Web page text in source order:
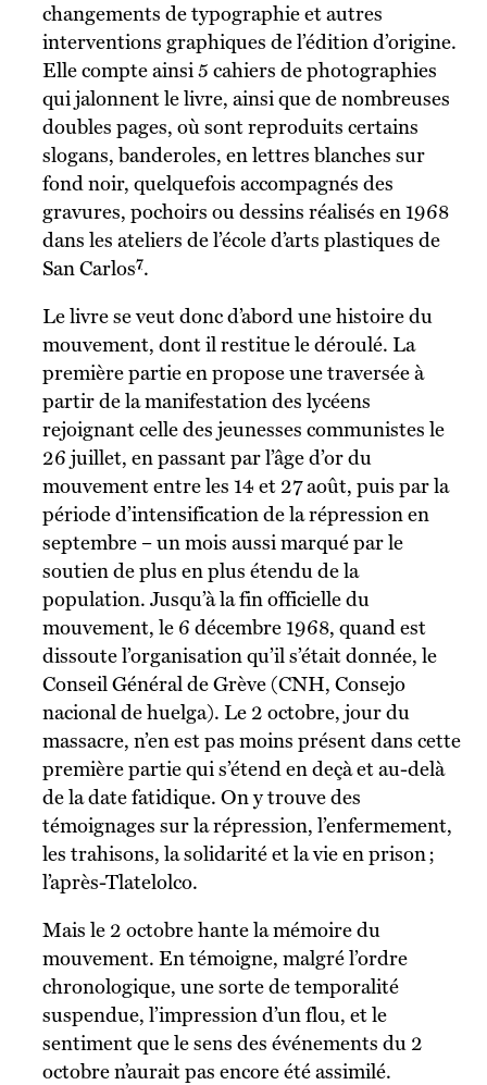
changements de typographie et autres
interventions graphiques de l’édition d’origine.
Elle compte ainsi 5 cahiers de photographies
qui jalonnent le livre, ainsi que de nombreuses
doubles pages, où sont reproduits certains
slogans, banderoles, en lettres blanches sur
fond noir, quelquefois accompagnés des
gravures, pochoirs ou dessins réalisés en 1968
dans les ateliers de l’école d’arts plastiques de
San Carlos7.
Le livre se veut donc d’abord une histoire du
mouvement, dont il restitue le déroulé. La
première partie en propose une traversée à
partir de la manifestation des lycéens
rejoignant celle des jeunesses communistes le
26 juillet, en passant par l’âge d’or du
mouvement entre les 14 et 27 août, puis par la
période d’intensification de la répression en
septembre – un mois aussi marqué par le
soutien de plus en plus étendu de la
population. Jusqu’à la fin officielle du
mouvement, le 6 décembre 1968, quand est
dissoute l’organisation qu’il s’était donnée, le
Conseil Général de Grève (CNH, Consejo
nacional de huelga). Le 2 octobre, jour du
massacre, n’en est pas moins présent dans cette
première partie qui s’étend en deçà et au-delà
de la date fatidique. On y trouve des
témoignages sur la répression, l’enfermement,
les trahisons, la solidarité et la vie en prison ;
l’après-Tlatelolco.
Mais le 2 octobre hante la mémoire du
mouvement. En témoigne, malgré l’ordre
chronologique, une sorte de temporalité
suspendue, l’impression d’un flou, et le
sentiment que le sens des événements du 2
octobre n’aurait pas encore été assimilé.